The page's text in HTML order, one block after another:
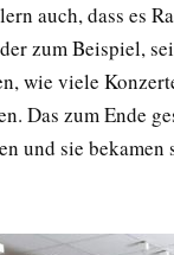
auch, dass es
zum Beispiel,
wie viele
Das zum Ende
und sie